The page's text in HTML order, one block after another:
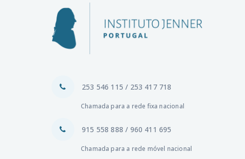
253 546 115 / 253 417 718
Chamada para a rede fixa nacional
915 558 888 / 960 411 695
Chamada para a rede móvel nacional